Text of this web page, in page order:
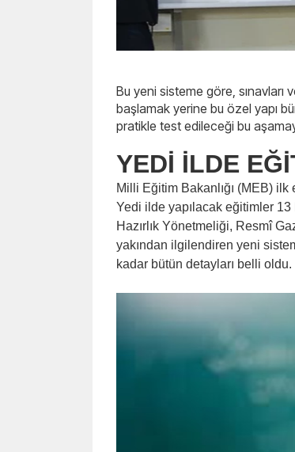
Bu yeni sisteme göre, sınavları
başlamak yerine bu özel yapı
pratikle test edileceği bu
YEDİ İLDE
Milli Eğitim Bakanlığı (MEB)
Yedi ilde yapılacak eğitimler
Hazırlık Yönetmeliği, Resmî
yakından ilgilendiren yeni
kadar bütün detayları belli oldu.